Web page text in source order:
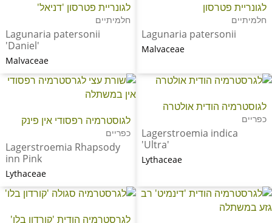
לגונריית פטרסון
חלמיתיים
Lagunaria patersonii
Malvaceae
לגונריית פטרסון 'דניאל'
חלמיתיים
Lagunaria patersonii
'Daniel'
Malvaceae
לגוסטרמיה הודית אולטרה
כפריים
Lagerstroemia indica
'Ultra'
Lythaceae
לגוסטרמיה רפסודי אין פינק
כפריים
Lagerstroemia Rhapsody
inn Pink
Lythaceae
לגרסטרמיה הודית 'קורדון בלו'